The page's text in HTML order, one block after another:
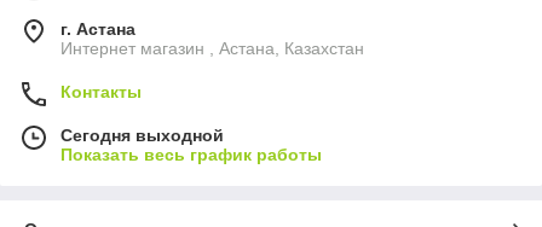
г. Астана
Интернет магазин , Астана, Казахстан
Контакты
Сегодня выходной
Показать весь график работы